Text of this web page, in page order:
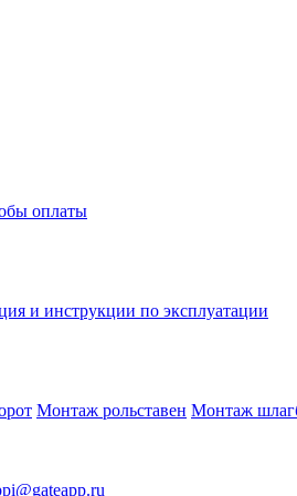
оплаты
и инструкции по эксплуатации
Монтаж рольставен Монтаж
i@gateapp.ru